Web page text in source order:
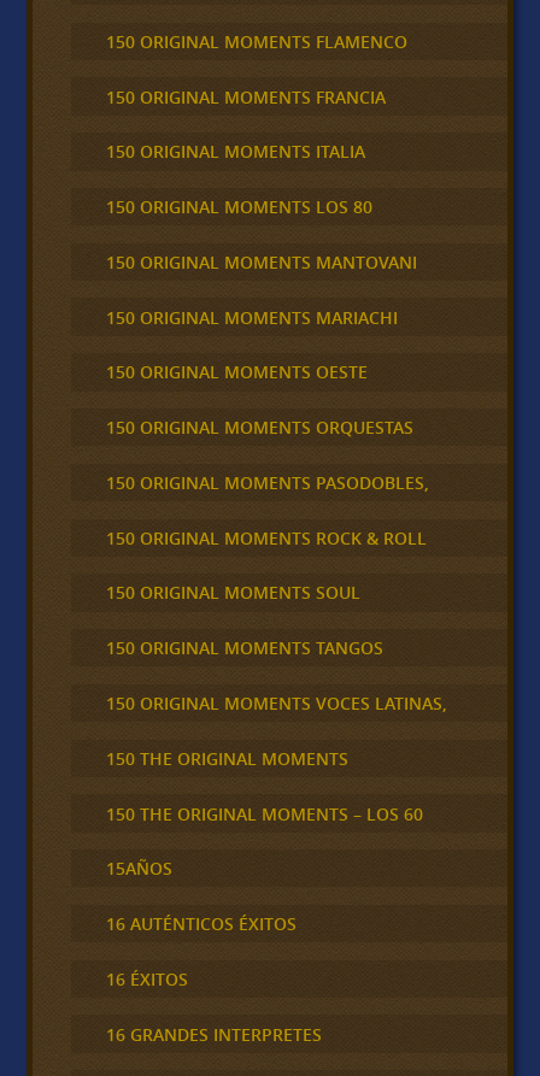
150 ORIGINAL MOMENTS FLAMENCO
150 ORIGINAL MOMENTS FRANCIA
150 ORIGINAL MOMENTS ITALIA
150 ORIGINAL MOMENTS LOS 80
150 ORIGINAL MOMENTS MANTOVANI
150 ORIGINAL MOMENTS MARIACHI
150 ORIGINAL MOMENTS OESTE
150 ORIGINAL MOMENTS ORQUESTAS
150 ORIGINAL MOMENTS PASODOBLES,
150 ORIGINAL MOMENTS ROCK & ROLL
150 ORIGINAL MOMENTS SOUL
150 ORIGINAL MOMENTS TANGOS
150 ORIGINAL MOMENTS VOCES LATINAS,
150 THE ORIGINAL MOMENTS
150 THE ORIGINAL MOMENTS – LOS 60
15AÑOS
16 AUTÉNTICOS ÉXITOS
16 ÉXITOS
16 GRANDES INTERPRETES